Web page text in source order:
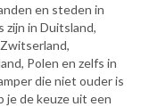
en steden in
zijn in Duitsland,
Polen en zelfs in
die niet ouder is
je de keuze uit een